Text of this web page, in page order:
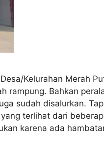
Kelurahan Merah
rampung. Bahkan
sudah disalurkan.
terlihat dari
karena ada